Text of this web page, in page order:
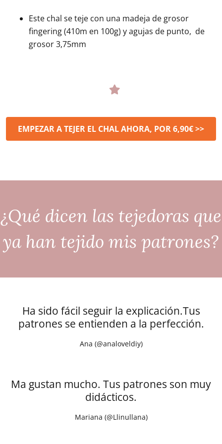
Este chal se teje con una madeja de grosor
fingering (410m en 100g) y agujas de punto, de
grosor 3,75mm
EMPEZAR A TEJER EL CHAL AHORA, POR 6,90€ >>
¿Qué dicen las tejedoras que
ya han tejido mis patrones?
Ha sido fácil seguir la explicación.Tus
patrones se entienden a la perfección.
Ana (@analoveldiy)
Ma gustan mucho. Tus patrones son muy
didácticos.
Mariana (@Llinullana)